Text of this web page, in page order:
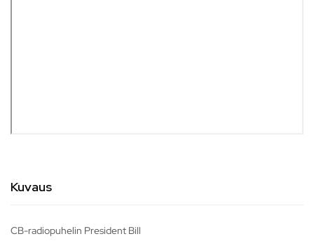
Kuvaus
CB-radiopuhelin President Bill